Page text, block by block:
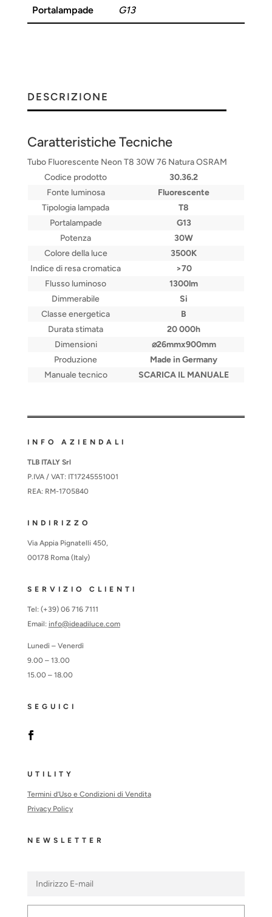
Portalampade G13
DESCRIZIONE
Caratteristiche Tecniche
Tubo Fluorescente Neon T8 30W 76 Natura OSRAM
Codice prodotto
30.36.2
Fonte luminosa
Fluorescente
Tipologia lampada
T8
Portalampade
G13
Potenza
30W
Colore della luce
3500K
Indice di resa cromatica
>70
Flusso luminoso
1300lm
Dimmerabile
Si
Classe energetica
B
Durata stimata
20 000h
Dimensioni
⌀26mmx900mm
Produzione
Made in Germany
Manuale tecnico
SCARICA IL MANUALE
INFO AZIENDALI
TLB ITALY Srl
P.IVA / VAT: IT17245551001
REA: RM-1705840
INDIRIZZO
Via Appia Pignatelli 450,
00178 Roma (Italy)
SERVIZIO CLIENTI
Tel: (+39) 06 716 7111
Email: info@ideadiluce.com
Lunedì – Venerdì
9.00 – 13.00
15.00 – 18.00
SEGUICI
UTILITY
Termini d’Uso e Condizioni di Vendita
Privacy Policy
NEWSLETTER